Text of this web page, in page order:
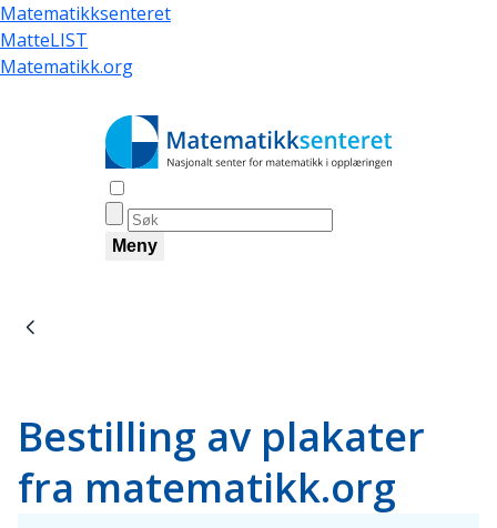
Hopp
til
hovedinnhold
Matematikksenteret
MatteLIST
Matematikk.org
Meny
Navigasjonssti
Bestilling av plakater
fra matematikk.org